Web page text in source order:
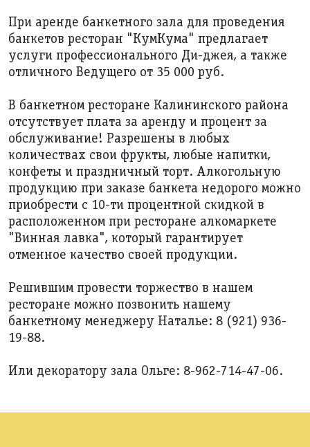
При аренде банкетного зала для проведения
банкетов ресторан "КумКума" предлагает
услуги профессионального Ди-джея, а также
отличного Ведущего от 35 000 руб.
В банкетном ресторане Калининского района
отсутствует плата за аренду и процент за
обслуживание! Разрешены в любых
количествах свои фрукты, любые напитки,
конфеты и праздничный торт. Алкогольную
продукцию при заказе банкета недорого можно
приобрести с 10-ти процентной скидкой в
расположенном при ресторане алкомаркете
"Винная лавка", который гарантирует
отменное качество своей продукции.
Решившим провести торжество в нашем
ресторане можно позвонить нашему
банкетному менеджеру Наталье: 8 (921) 936-
19-88.
Или декоратору зала Ольге: 8-962-714-47-06.